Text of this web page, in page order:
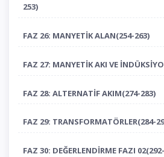
253)
FAZ 26: MANYETİK ALAN(254-263)
FAZ 27: MANYETİK AKI VE
FAZ 28: ALTERNATİF AKIM(274-283)
FAZ 29: TRANSFORMATÖRLER(284-
FAZ 30: DEĞERLENDİRME FAZI